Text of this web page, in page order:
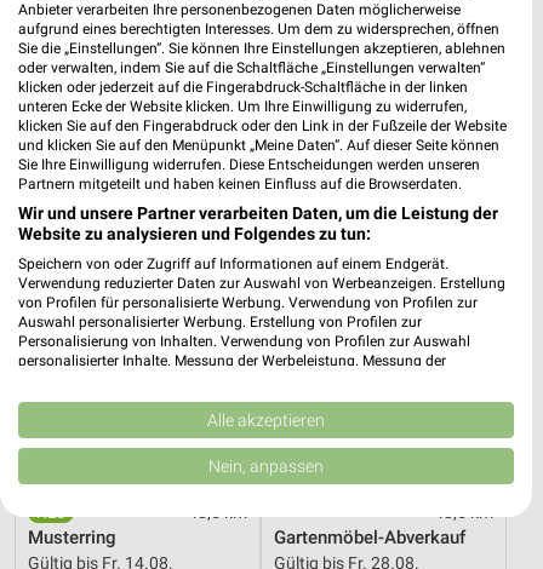
48,5 km
Küchen Preishits!
Gültig bis Fr. 21.08.
48,5 km
Angebote ab 08.08.
Gültig bis Fr. 14.08.
XXXLutz
Musterring
Gültig bis Fr. 14.08.
XXXLutz
Gartenmöbel-Abverkauf
Gültig bis Fr. 28.08.
Anbieter verarbeiten Ihre personenbezogenen Daten möglicherweise
aufgrund eines berechtigten Interesses. Um dem zu widersprechen, öffnen
Sie die „Einstellungen“. Sie können Ihre Einstellungen akzeptieren, ablehnen
oder verwalten, indem Sie auf die Schaltfläche „Einstellungen verwalten“
klicken oder jederzeit auf die Fingerabdruck-Schaltfläche in der linken
unteren Ecke der Website klicken. Um Ihre Einwilligung zu widerrufen,
klicken Sie auf den Fingerabdruck oder den Link in der Fußzeile der Website
und klicken Sie auf den Menüpunkt „Meine Daten“. Auf dieser Seite können
Sie Ihre Einwilligung widerrufen. Diese Entscheidungen werden unseren
Partnern mitgeteilt und haben keinen Einfluss auf die Browserdaten.
Wir und unsere Partner verarbeiten Daten, um die Leistung der
Website zu analysieren und Folgendes zu tun:
Speichern von oder Zugriff auf Informationen auf einem Endgerät.
Verwendung reduzierter Daten zur Auswahl von Werbeanzeigen. Erstellung
von Profilen für personalisierte Werbung. Verwendung von Profilen zur
Auswahl personalisierter Werbung. Erstellung von Profilen zur
Personalisierung von Inhalten. Verwendung von Profilen zur Auswahl
personalisierter Inhalte. Messung der Werbeleistung. Messung der
Kombinationen von Daten aus verschiedenen Quellen. Entwicklung und
Verbesserung der Angebote. Verwendung reduzierter Daten zur Auswahl
von Inhalten.
Daten können außerhalb der Europäischen Union weitergegeben und in die
USA gesendet werden.
Website/App.
Partnerliste anzeigen (1 IAB-Anbieter)
Alle akzeptieren
Nein, anpassen